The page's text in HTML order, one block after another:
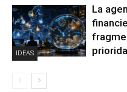
IDEAS
La